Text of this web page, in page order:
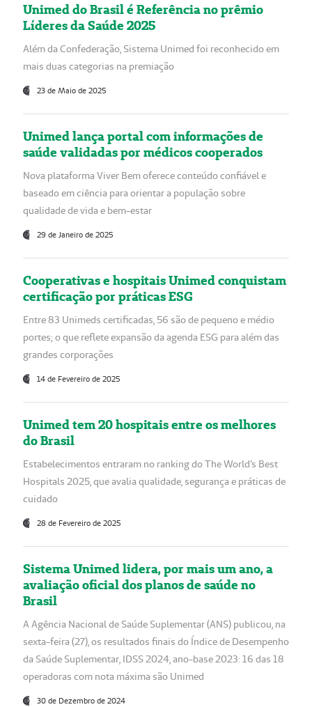
Unimed do Brasil é Referência no prêmio
Líderes da Saúde 2025
Além da Confederação, Sistema Unimed foi reconhecido em
mais duas categorias na premiação
23 de Maio de 2025
Unimed lança portal com informações de
saúde validadas por médicos cooperados
Nova plataforma Viver Bem oferece conteúdo confiável e
baseado em ciência para orientar a população sobre
qualidade de vida e bem-estar
29 de Janeiro de 2025
Cooperativas e hospitais Unimed conquistam
certificação por práticas ESG
Entre 83 Unimeds certificadas, 56 são de pequeno e médio
portes; o que reflete expansão da agenda ESG para além das
grandes corporações
14 de Fevereiro de 2025
Unimed tem 20 hospitais entre os melhores
do Brasil
Estabelecimentos entraram no ranking do The World's Best
Hospitals 2025, que avalia qualidade, segurança e práticas de
cuidado
28 de Fevereiro de 2025
Sistema Unimed lidera, por mais um ano, a
avaliação oficial dos planos de saúde no
Brasil
A Agência Nacional de Saúde Suplementar (ANS) publicou, na
sexta-feira (27), os resultados finais do Índice de Desempenho
da Saúde Suplementar, IDSS 2024, ano-base 2023: 16 das 18
operadoras com nota máxima são Unimed
30 de Dezembro de 2024